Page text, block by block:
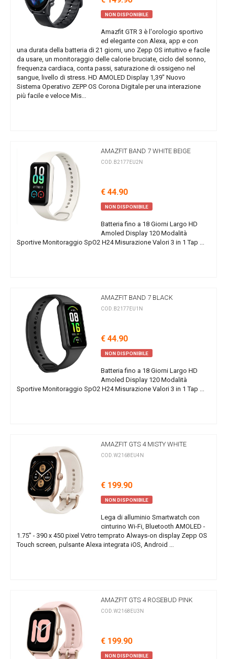
NON DISPONIBILE
Amazfit GTR 3 è l'orologio sportivo
ed elegante con Alexa, app e con
una durata della batteria di 21 giorni, uno Zepp OS intuitivo e facile
da usare, un monitoraggio delle calorie bruciate, ciclo del sonno,
frequenza cardiaca, conta passi, saturazione di ossigeno nel
sangue, livello di stress. HD AMOLED Display 1,39" Nuovo
Sistema Operativo ZEPP OS Corona Digitale per una interazione
più facile e veloce Mis...
AMAZFIT BAND 7 WHITE BEIGE
COD.B2177EU2N
€ 44.90
NON DISPONIBILE
Batteria fino a 18 Giorni Largo HD
Amoled Display 120 Modalità
Sportive Monitoraggio SpO2 H24 Misurazione Valori 3 in 1 Tap ...
AMAZFIT BAND 7 BLACK
COD.B2177EU1N
€ 44.90
NON DISPONIBILE
Batteria fino a 18 Giorni Largo HD
Amoled Display 120 Modalità
Sportive Monitoraggio SpO2 H24 Misurazione Valori 3 in 1 Tap ...
AMAZFIT GTS 4 MISTY WHITE
COD.W2168EU4N
€ 199.90
NON DISPONIBILE
Lega di alluminio Smartwatch con
cinturino Wi-Fi, Bluetooth AMOLED -
1.75" - 390 x 450 pixel Vetro temprato Always-on display Zepp OS
Touch screen, pulsante Alexa integrata iOS, Android ...
AMAZFIT GTS 4 ROSEBUD PINK
COD.W2168EU3N
€ 199.90
NON DISPONIBILE